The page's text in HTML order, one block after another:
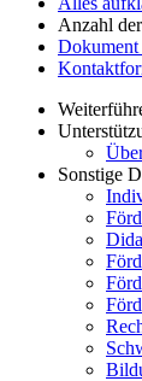
Anzahl
Dokument
Sonstige